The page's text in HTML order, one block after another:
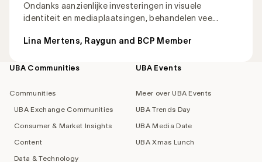
Ondanks aanzienlijke investeringen in visuele
identiteit en mediaplaatsingen, behandelen vee...
Lina Mertens, Raygun and BCP Member
Footer
UBA Communities
Communities
UBA Exchange Communities
Consumer & Market Insights
Content
Data & Technology
UBA Events
Meer over UBA Events
UBA Trends Day
UBA Media Date
UBA Xmas Lunch